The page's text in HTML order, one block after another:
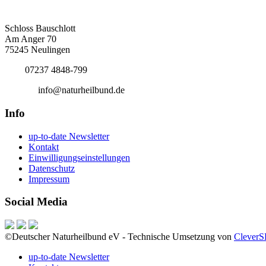
Schloss Bauschlott
Am Anger 70
75245 Neulingen
07237 4848-799
info@naturheilbund.de
Info
up-to-date Newsletter
Kontakt
Einwilligungseinstellungen
Datenschutz
Impressum
Social Media
©Deutscher Naturheilbund eV - Technische Umsetzung von
up-to-date Newsletter